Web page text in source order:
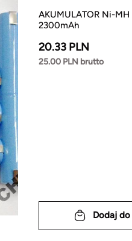
AKUMULATOR Ni-
2300mAh
20.33 PLN
25.00 PLN brutto
Dodaj